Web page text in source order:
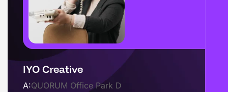
IYO Creative
A:QUORUM Office Park D